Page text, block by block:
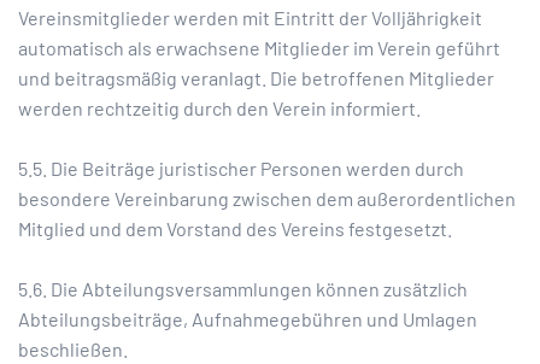
Vereinsmitglieder werden mit Eintritt der Volljährigkeit
automatisch als erwachsene Mitglieder im Verein geführt
und beitragsmäßig veranlagt. Die betroffenen Mitglieder
werden rechtzeitig durch den Verein informiert.
5.5. Die Beiträge juristischer Personen werden durch
besondere Vereinbarung zwischen dem außerordentlichen
Mitglied und dem Vorstand des Vereins festgesetzt.
5.6. Die Abteilungsversammlungen können zusätzlich
Abteilungsbeiträge, Aufnahmegebühren und Umlagen
beschließen.